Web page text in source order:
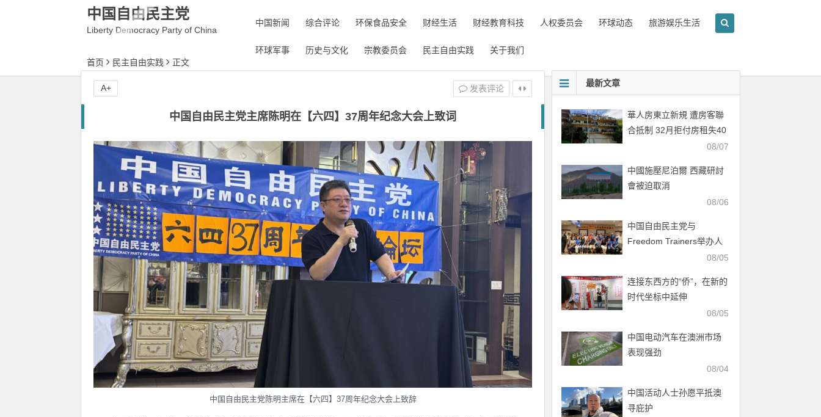
中国自由民主党
Liberty Democracy Party of China
中国新闻 综合评论 环保食品安全 财经生活 财经教育科技 人权委员会 环球动态 旅游娱乐生活
环球军事 历史与文化 宗教委员会 民主自由实践
关于我们
首页
民主自由实践 正文
中国自由民主党主席陈明在【六四】37周年纪念大会上致词
中国自由民主党陈明主席在【六四】37周年纪念大会上致辞
发表评论
A+ 最新文章
華人房東立新規 遭房客聯
合抵制 32月拒付房租失40
08/07
中國施壓尼泊爾 西藏研討
會被迫取消
08/06
中国自由民主党与
Freedom Trainers举办人
08/05
连接东西方的“侨”，在新的
时代坐标中延伸
08/05
中国电动汽车在澳洲市场
表现强劲
08/04
中国活动人士孙愿平抵澳
寻庇护